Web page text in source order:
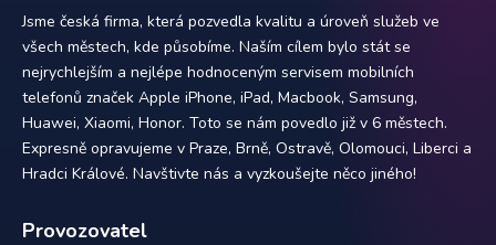
Jsme česká firma, která pozvedla kvalitu a úroveň služeb ve
všech městech, kde působíme. Naším cílem bylo stát se
nejrychlejším a nejlépe hodnoceným servisem mobilních
telefonů značek Apple iPhone, iPad, Macbook, Samsung,
Huawei, Xiaomi, Honor. Toto se nám povedlo již v 6 městech.
Expresně opravujeme v Praze, Brně, Ostravě, Olomouci, Liberci a
Hradci Králové. Navštivte nás a vyzkoušejte něco jiného!
Provozovatel